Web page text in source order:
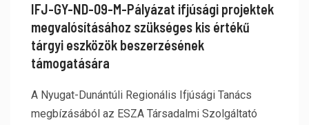
IFJ-GY-ND-09-M-Pályázat ifjúsági projektek
megvalósításához szükséges kis értékű
tárgyi eszközök beszerzésének
támogatására
A Nyugat-Dunántúli Regionális Ifjúsági Tanács
megbízásából az ESZA Társadalmi Szolgáltató